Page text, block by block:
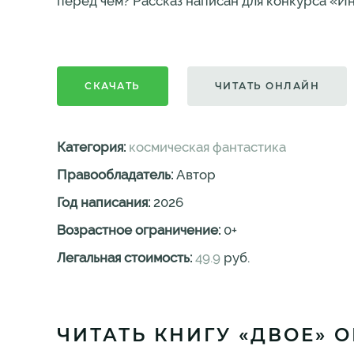
СКАЧАТЬ ЧИТАТЬ ОНЛАЙН
Категория: космическая фантастика
Правообладатель: Автор
Год написания: 2026
Возрастное ограничение: 0+
Легальная стоимость: 49.9 руб.
ЧИТАТЬ КНИГУ «ДВОЕ»